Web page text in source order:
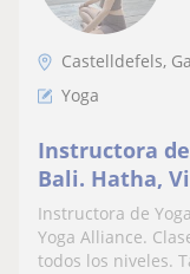
Castelldefels,
Yoga
Instructora
Bali. Hatha,
meditación
Instructora de
Yoga Alliance.
todos los niveles.